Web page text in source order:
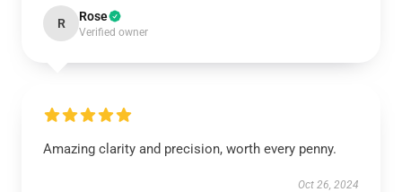
R Rose
Verified owner
Amazing clarity and precision, worth every penny.
Oct 26, 2024